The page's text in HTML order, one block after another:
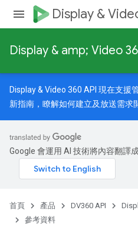
Display &
Display & amp; Video
Display & Video 360 API 現在支援
新指南 ，瞭解如何建立及放送需求
Google 會運用 AI 技術將內容翻譯
首頁 產品 DV360 API
參考資料